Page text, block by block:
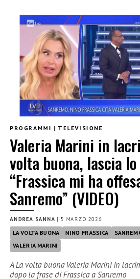
PROGRAMMI | TELEVISIONE
Valeria Marini in
volta buona, lascia
“Frassica mi ha
Sanremo” (VIDEO)
ANDREA SANNA | 5 MARZO 2026
LA VOLTA BUONA NINO FRASSICA
VALERIA MARINI
A La volta buona Valeria Marini in
dopo la frase di Frassica a Sanremo